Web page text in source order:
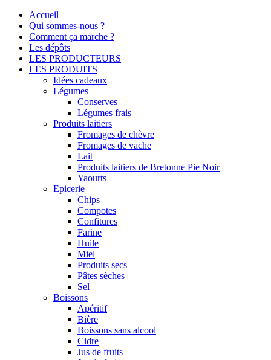
Accueil
Qui sommes-nous ?
Comment ça marche ?
Les dépôts
LES PRODUCTEURS
LES PRODUITS
Idées cadeaux
Légumes
Conserves
Légumes frais
Produits laitiers
Fromages de chèvre
Fromages de vache
Lait
Produits laitiers de Bretonne Pie Noir
Yaourts
Epicerie
Chips
Compotes
Confitures
Farine
Huile
Miel
Produits secs
Pâtes sèches
Sel
Boissons
Apéritif
Bière
Boissons sans alcool
Cidre
Jus de fruits